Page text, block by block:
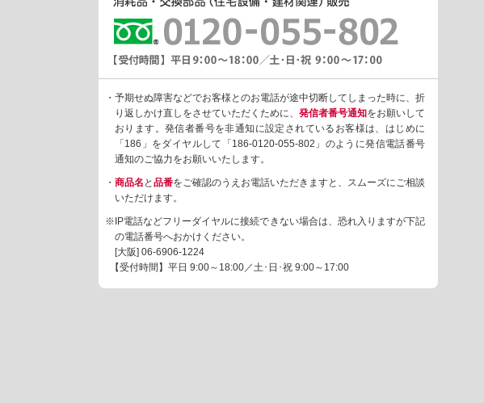
・予期せぬ障害などでお客様とのお電話が途中切断してしまった時に、折
り返しかけ直しをさせていただくために、 発信者番号通知をお願いして
おります。発信者番号を非通知に設定されているお客様は、はじめに
「186」をダイヤルして「186-0120-055-802」のように発信電話番号
通知のご協力をお願いいたします。
・ 商品名 と 品番をご確認のうえお電話いただきますと、スムーズにご相談
いただけます。
※IP電話などフリーダイヤルに接続できない場合は、恐れ入りますが下記
の電話番号へおかけください。
[大阪] 06-6906-1224
【受付時間】平日 9:00～18:00／土･日･祝 9:00～17:00